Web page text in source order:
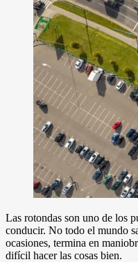
Las rotondas son uno de los
conducir. No todo el mundo
ocasiones, termina en
difícil hacer las cosas bien.